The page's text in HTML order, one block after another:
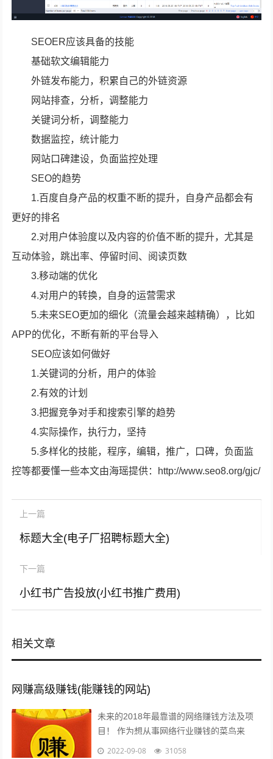
SEOER应该具备的技能
基础软文编辑能力
外链发布能力，积累自己的外链资源
网站排查，分析，调整能力
关键词分析，调整能力
数据监控，统计能力
网站口碑建设，负面监控处理
SEO的趋势
1.百度自身产品的权重不断的提升，自身产品都会有
更好的排名
2.对用户体验度以及内容的价值不断的提升，尤其是
互动体验，跳出率、停留时间、阅读页数
3.移动端的优化
4.对用户的转换，自身的运营需求
5.未来SEO更加的细化（流量会越来越精确），比如
APP的优化，不断有新的平台导入
SEO应该如何做好
1.关键词的分析，用户的体验
2.有效的计划
3.把握竞争对手和搜索引擎的趋势
4.实际操作，执行力，坚持
5.多样化的技能，程序，编辑，推广，口碑，负面监
控等都要懂一些本文由海瑶提供：http://www.seo8.org/gjc/
上一篇
标题大全(电子厂招聘标题大全)
下一篇
小红书广告投放(小红书推广费用)
相关文章
网赚高级赚钱(能赚钱的网站)
未来的2018年最靠谱的网络赚钱方法及项
目！ 作为想从事网络行业赚钱的菜鸟来
说，那些打字、注册发帖、打码、挂机、时
2022-09-08 31058